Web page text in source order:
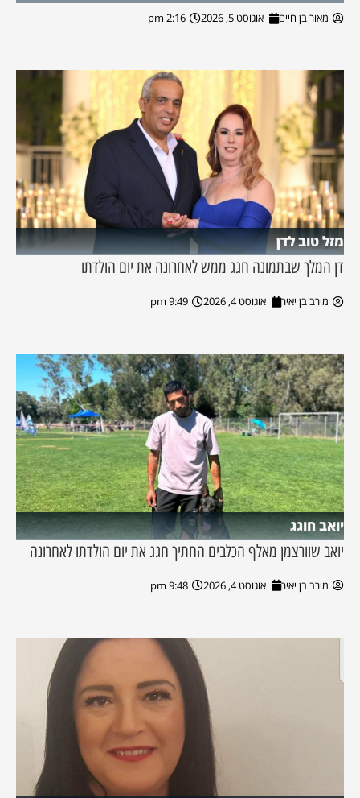
מאור בן חיים אוגוסט 5, 2026 2:16 pm
מזל טוב לדן
דן המלך שבתמונה חגג ממש לאחרונה את יום הולדתו
מירב בן יאיר אוגוסט 4, 2026 9:49 pm
יואב חוגג
יואב שוורצמן מאלף הכלבים החתיך חגג את יום הולדתו לאחרונה
מירב בן יאיר אוגוסט 4, 2026 9:48 pm